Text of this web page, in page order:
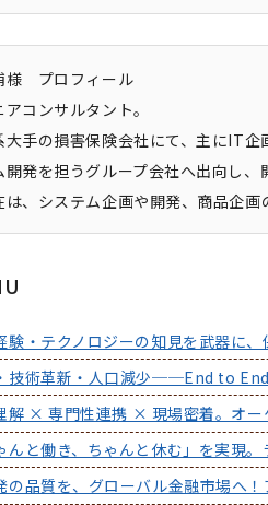
様 プロフィール
アコンサルタント。
大手の損害保険会社にて、主にIT
開発を担うグループ会社へ出向し
は、システム企画や開発、商品企
験・テクノロジーの知見を武器に
技術革新・人口減少──End to
解 × 専門性連携 × 現場密着。オー
んと働き、ちゃんと休む」を実現
の品質を、グローバル金融市場へ